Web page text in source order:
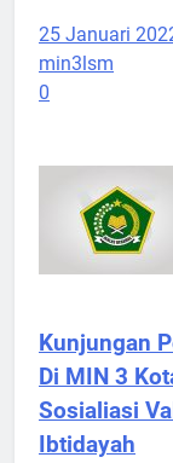
25 Januari
min3lsm
0
Kunjungan
Di MIN 3
Sosialiasi
Ibtidayah